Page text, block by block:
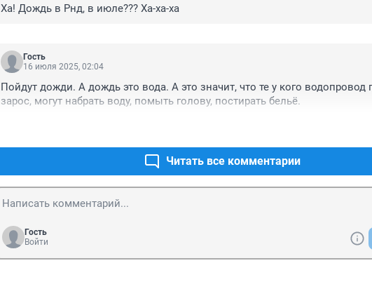
Ха! Дождь в Рнд, в июле??? Ха-ха-ха
Гость
16 июля 2025, 02:04
Пойдут дожди. А дождь это вода. А это значит, что те у кого водопровод
зарос, могут набрать воду, помыть голову, постирать бельё.
Читать все комментарии
Гость
Войти